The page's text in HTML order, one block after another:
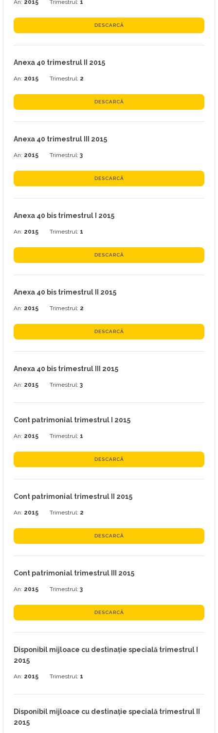
An: 2015 Trimestrul: 1
DESCARCĂ
Anexa 40 trimestrul II 2015
An: 2015 Trimestrul: 2
DESCARCĂ
Anexa 40 trimestrul III 2015
An: 2015 Trimestrul: 3
DESCARCĂ
Anexa 40 bis trimestrul I 2015
An: 2015 Trimestrul: 1
DESCARCĂ
Anexa 40 bis trimestrul II 2015
An: 2015 Trimestrul: 2
DESCARCĂ
Anexa 40 bis trimestrul III 2015
An: 2015 Trimestrul: 3
Cont patrimonial trimestrul I 2015
An: 2015 Trimestrul: 1
DESCARCĂ
Cont patrimonial trimestrul II 2015
An: 2015 Trimestrul: 2
DESCARCĂ
Cont patrimonial trimestrul III 2015
An: 2015 Trimestrul: 3
DESCARCĂ
Disponibil mijloace cu destinaţie specială trimestrul I
2015
An: 2015 Trimestrul: 1
Disponibil mijloace cu destinaţie specială trimestrul II
2015